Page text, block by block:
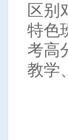
区别
特色
考高
教学